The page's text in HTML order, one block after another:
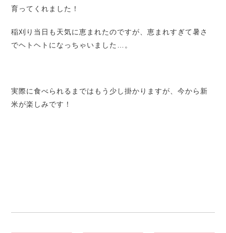
育ってくれました！
稲刈り当日も天気に恵まれたのですが、恵まれすぎて暑さ
でヘトヘトになっちゃいました…。
実際に食べられるまではもう少し掛かりますが、今から新
米が楽しみです！